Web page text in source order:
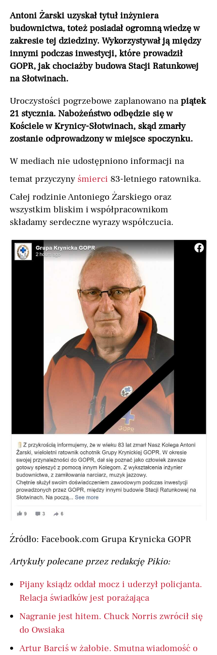
Antoni Żarski uzyskał tytuł inżyniera
budownictwa, toteż posiadał ogromną wiedzę w
zakresie tej dziedziny. Wykorzystywał ją między
innymi podczas inwestycji, które prowadził
GOPR, jak chociażby budowa Stacji Ratunkowej
na Słotwinach.
Uroczystości pogrzebowe zaplanowano na piątek
21 stycznia. Nabożeństwo odbędzie się w
Kościele w Krynicy-Słotwinach, skąd zmarły
zostanie odprowadzony w miejsce spoczynku.
W mediach nie udostępniono informacji na
temat przyczyny śmierci 83-letniego ratownika.
Całej rodzinie Antoniego Żarskiego oraz
wszystkim bliskim i współpracownikom
składamy serdeczne wyrazy współczucia.
Źródło: Facebook.com Grupa Krynicka GOPR
Artykuły polecane przez redakcję Pikio:
Pijany ksiądz oddał mocz i uderzył policjanta.
Relacja świadków jest porażająca
Nagranie jest hitem. Chuck Norris zwrócił się
do Owsiaka
Artur Barciś w żałobie. Smutna wiadomość o